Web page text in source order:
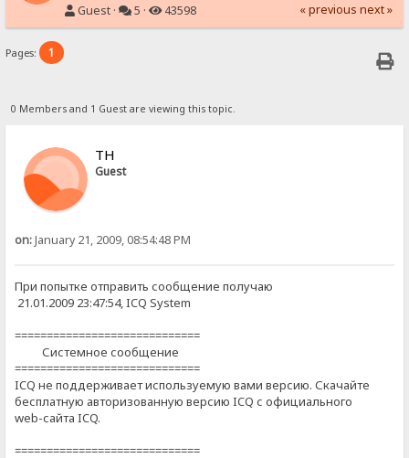
Guest · 5 · 43598 « previous next »
Pages: 1
0 Members and 1 Guest are viewing this topic.
ТН
Guest
on:January 21, 2009, 08:54:48 PM
При попытке отправить сообщение получаю
21.01.2009 23:47:54, ICQ System
=============================
Системное сообщение
=============================
ICQ не поддерживает используемую вами версию. Скачайте
бесплатную авторизованную версию ICQ с официального
web-сайта ICQ.
=============================